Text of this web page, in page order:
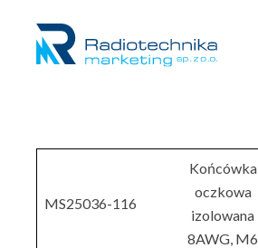
MS25036-116
Końcówka
oczkowa
izolowana
8AWG, M6